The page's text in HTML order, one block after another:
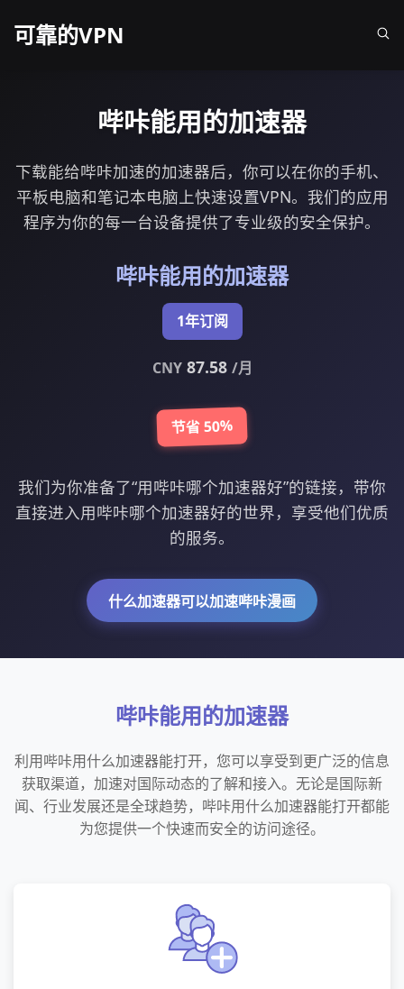
可靠的VPN
哔咔能用的加速器
下载能给哔咔加速的加速器后，你可以在你的手机、
平板电脑和笔记本电脑上快速设置VPN。我们的应用
程序为你的每一台设备提供了专业级的安全保护。
哔咔能用的加速器
1年订阅
CNY87.58 /月
节省 50%
我们为你准备了“用哔咔哪个加速器好”的链接，带你
直接进入用哔咔哪个加速器好的世界，享受他们优质
的服务。
什么加速器可以加速哔咔漫画
哔咔能用的加速器
利用哔咔用什么加速器能打开，您可以享受到更广泛的信息
获取渠道，加速对国际动态的了解和接入。无论是国际新
闻、行业发展还是全球趋势，哔咔用什么加速器能打开都能
为您提供一个快速而安全的访问途径。